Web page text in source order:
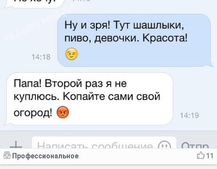
11
Профессиональное